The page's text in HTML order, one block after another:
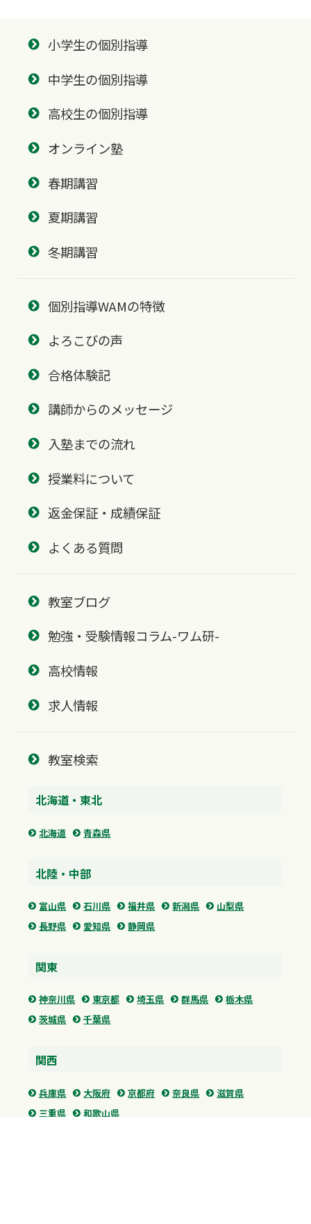
小学生の個別指導
中学生の個別指導
高校生の個別指導
オンライン塾
春期講習
夏期講習
冬期講習
個別指導WAMの特徴
よろこびの声
合格体験記
講師からのメッセージ
入塾までの流れ
授業料について
返金保証・成績保証
よくある質問
教室ブログ
勉強・受験情報コラム-ワム研-
高校情報
求人情報
教室検索
北海道・東北
北海道 青森県
北陸・中部
富山県 石川県 福井県 新潟県
山梨県
長野県
愛知県 静岡県
関東
神奈川県 東京都 埼玉県 群馬県
栃木県
茨城県
千葉県
関西
兵庫県 大阪府 京都府 奈良県
滋賀県
三重県
和歌山県